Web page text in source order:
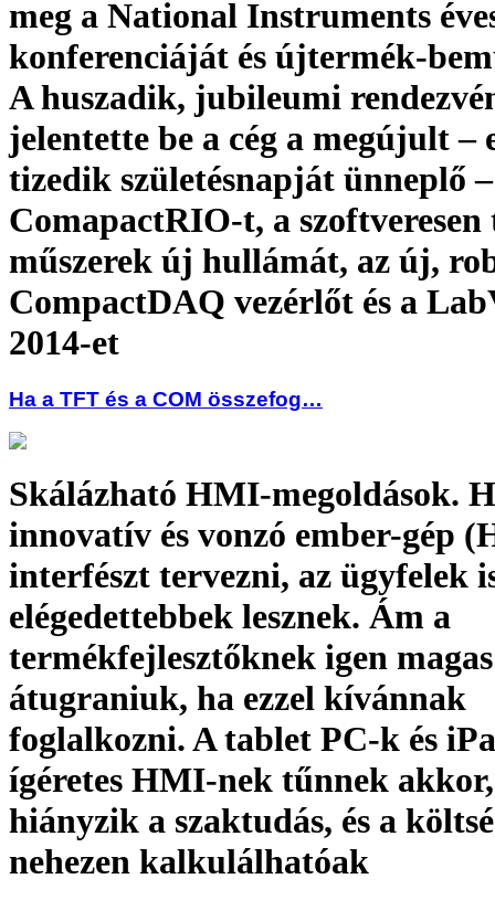
meg a National Instruments
konferenciáját és újtermék-
A huszadik, jubileumi
jelentette be a cég a megújult –
tizedik születésnapját ünneplő –
ComapactRIO-t, a szoftveresen
műszerek új hullámát, az új,
CompactDAQ vezérlőt és a
2014-et
Ha a TFT és a COM összefog…
Skálázható HMI-megoldások.
innovatív és vonzó ember-gép
interfészt tervezni, az ügyfelek
elégedettebbek lesznek. Ám a
termékfejlesztőknek igen
átugraniuk, ha ezzel kívánnak
foglalkozni. A tablet PC-k és
ígéretes HMI-nek tűnnek
hiányzik a szaktudás, és a
nehezen kalkulálhatóak